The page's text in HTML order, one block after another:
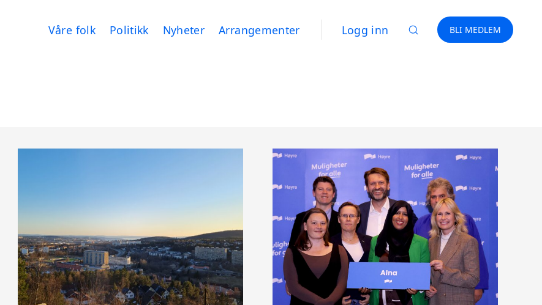
Våre folk Politikk Nyheter Arrangementer Logg inn BLI MEDLEM